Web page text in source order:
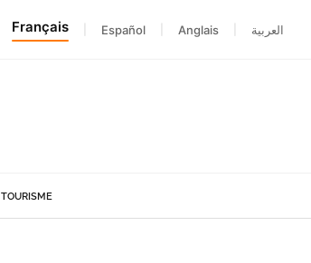
Français Español Anglais العربية
TOURISME